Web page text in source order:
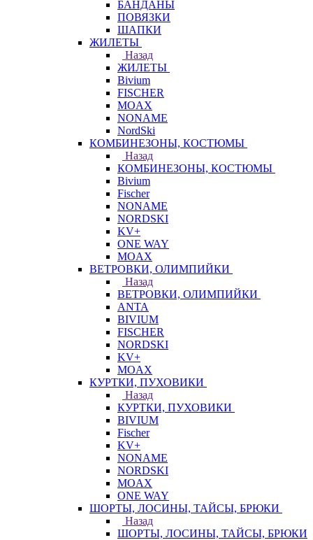
БАНДАНЫ
ПОВЯЗКИ
ШАПКИ
ЖИЛЕТЫ
Назад
ЖИЛЕТЫ
Bivium
FISCHER
MOAX
NONAME
NordSki
КОМБИНЕЗОНЫ, КОСТЮМЫ
Назад
КОМБИНЕЗОНЫ, КОСТЮМЫ
Bivium
Fischer
NONAME
NORDSKI
KV+
ONE WAY
MOAX
ВЕТРОВКИ, ОЛИМПИЙКИ
Назад
ВЕТРОВКИ, ОЛИМПИЙКИ
ANTA
BIVIUM
FISCHER
NORDSKI
KV+
MOAX
КУРТКИ, ПУХОВИКИ
Назад
КУРТКИ, ПУХОВИКИ
BIVIUM
Fischer
KV+
NONAME
NORDSKI
MOAX
ONE WAY
ШОРТЫ, ЛОСИНЫ, ТАЙСЫ, БРЮКИ
Назад
ШОРТЫ, ЛОСИНЫ, ТАЙСЫ, БРЮКИ